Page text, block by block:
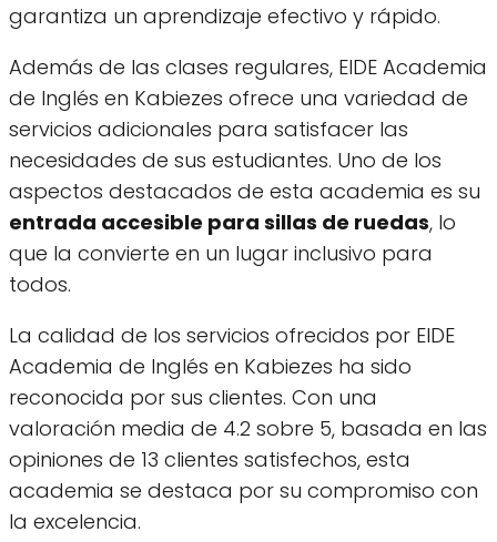
garantiza un aprendizaje efectivo y rápido.
Además de las clases regulares, EIDE Academia
de Inglés en Kabiezes ofrece una variedad de
servicios adicionales para satisfacer las
necesidades de sus estudiantes. Uno de los
aspectos destacados de esta academia es su
entrada accesible para sillas de ruedas, lo
que la convierte en un lugar inclusivo para
todos.
La calidad de los servicios ofrecidos por EIDE
Academia de Inglés en Kabiezes ha sido
reconocida por sus clientes. Con una
valoración media de 4.2 sobre 5, basada en las
opiniones de 13 clientes satisfechos, esta
academia se destaca por su compromiso con
la excelencia.